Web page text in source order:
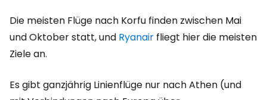
Die meisten Flüge nach Korfu finden zwischen Mai
und Oktober statt, und Ryanair fliegt hier die meisten
Ziele an.
Es gibt ganzjährig Linienflüge nur nach Athen (und